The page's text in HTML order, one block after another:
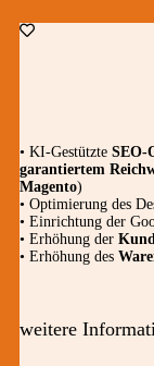
• KI-Gestützte SEO-
garantiertem
Magento)
• Optimierung des
• Einrichtung der
• Erhöhung der
• Erhöhung des
weitere